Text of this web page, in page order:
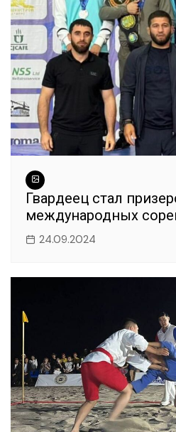
Гвардеец стал
международных
24.09.2024